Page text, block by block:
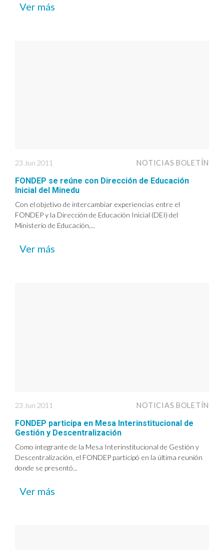
Ver más
23 Jun 2011 NOTICIAS BOLETÍN
FONDEP se reúne con Dirección de Educación
Inicial del Minedu
Con el objetivo de intercambiar experiencias entre el
FONDEP y la Dirección de Educación Inicial (DEI) del
Ministerio de Educación,...
Ver más
23 Jun 2011 NOTICIAS BOLETÍN
FONDEP participa en Mesa Interinstitucional de
Gestión y Descentralización
Como integrante de la Mesa Interinstitucional de Gestión y
Descentralización, el FONDEP participó en la última reunión
donde se presentó...
Ver más